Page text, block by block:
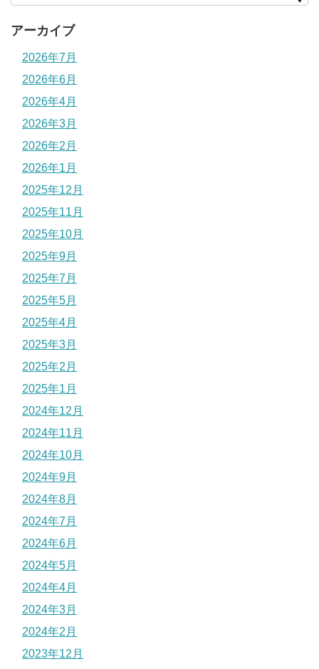
アーカイブ
2026年7月
2026年6月
2026年4月
2026年3月
2026年2月
2026年1月
2025年12月
2025年11月
2025年10月
2025年9月
2025年7月
2025年5月
2025年4月
2025年3月
2025年2月
2025年1月
2024年12月
2024年11月
2024年10月
2024年9月
2024年8月
2024年7月
2024年6月
2024年5月
2024年4月
2024年3月
2024年2月
2023年12月